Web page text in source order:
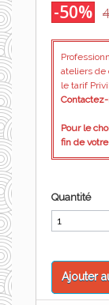
-50%
ateliers de
le tarif
Pour le
fin de
Quantité
Ajouter